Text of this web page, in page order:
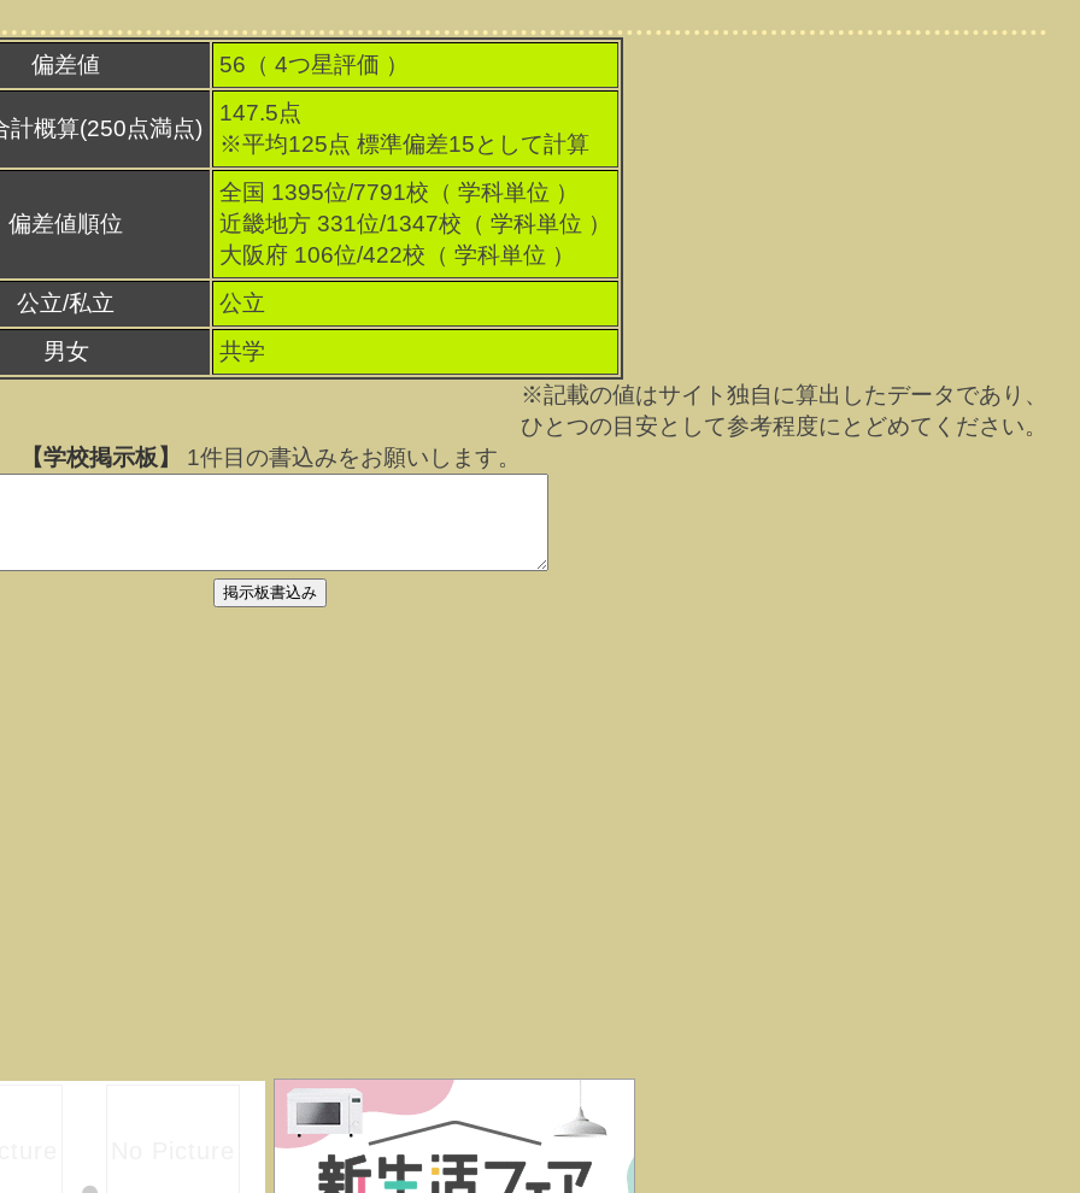
偏差値 56（ 4つ星評価 ）
計概算(250点満点)
147.5点
※平均125点 標準偏差15として計算
偏差値順位
全国 1395位/7791校（ 学科単位 ）
近畿地方 331位/1347校（ 学科単位 ）
大阪府 106位/422校（ 学科単位 ）
公立/私立
公立
男女
共学
※記載の値はサイト独自に算出したデータであり、
ひとつの目安として参考程度にとどめてください。
【学校掲示板】
1件目の書込みをお願いします。